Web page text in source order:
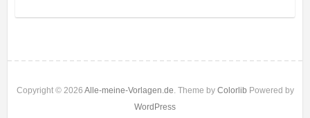
Copyright © 2026 Alle-meine-Vorlagen.de. Theme by Colorlib Powered by
WordPress